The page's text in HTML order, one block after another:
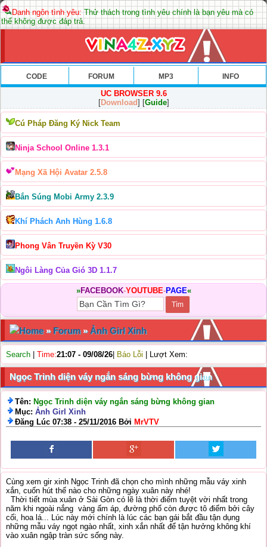
Danh ngôn tình yêu:Thử thách trong tình yêu chính là bạn yêu mà có
thể không được đáp trả.
CODE FORUM MP3 INFO
UC BROWSER 9.6
[Download] [Guide]
Cú Pháp Đăng Ký Nick Team
Ninja School Online 1.3.1
Mạng Xã Hội Avatar 2.5.8
Bắn Súng Mobi Army 2.3.9
Khí Phách Anh Hùng 1.6.8
Phong Vân Truyền Kỳ V30
Ngôi Làng Của Gió 3D 1.1.7
»FACEBOOK-YOUTUBE-PAGE«
Home» Forum»Ảnh Girl Xinh
Search Time:21:07 - 09/08/26 Báo Lỗi | Lượt Xem:
Ngọc Trinh diện váy ngắn sáng bừng không gian
Tên: Ngọc Trinh diện váy ngắn sáng bừng không gian
Mục: Ảnh Girl Xinh
Đăng Lúc 07:38 - 25/11/2016 Bởi MrVTV
Cùng xem gir xinh Ngọc Trinh đã chọn cho mình những mẫu váy xinh
xắn, cuốn hút thế nào cho những ngày xuân này nhé!
Thời tiết mùa xuân ở Sài Gòn có lẽ là thời điểm tuyệt vời nhất trong
năm khi ngoài nắng vàng ấm áp, đường phố còn được tô điểm bởi cây
cối, hoa lá... Lúc này mới chính là lúc các bạn gái bắt đầu tận dụng
những mẫu váy ngọt ngào nhất, xinh xắn nhất để tận hưởng không khí
vào xuân ngập tràn sức sống này.